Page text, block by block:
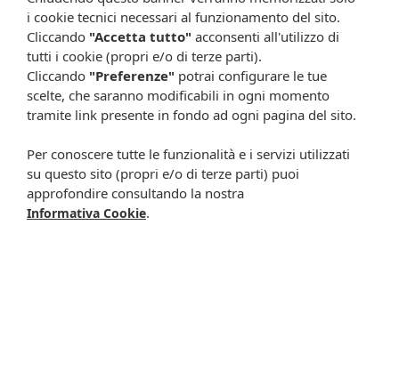
2) Partire dalle radici, controllando che siano ben coperte
con la miscela colorante e quindi distribuire il colore su
lunghezze e punte.
3) Lasciare in posa per 30 minuti rispettando
scrupolosamente il tempo. Per un risultato migliore,
indossare la cuffia durante il tempo di posa.
per eliminare l'eccesso di colore.
5) Per accelerare l’operazione utilizzare lo shampoo
consueto. Massaggiare delicatamente i capelli e risciacquare
fino a quando l’acqua di risciacquo diventa trasparente.
6) Applicare il Balsamo con Acido Jaluronico e Proteine della
i cookie tecnici necessari al funzionamento del sito.
Cliccando "Accetta tutto" acconsenti all'utilizzo di
tutti i cookie (propri e/o di terze parti).
Cliccando "Preferenze" potrai configurare le tue
scelte, che saranno modificabili in ogni momento
tramite link presente in fondo ad ogni pagina del sito.
Per conoscere tutte le funzionalità e i servizi utilizzati
su questo sito (propri e/o di terze parti) puoi
approfondire consultando la nostra
Informativa Cookie.